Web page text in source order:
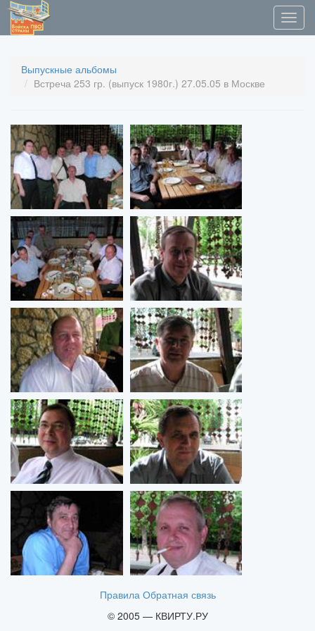
Выпускные альбомы
Встреча 253 гр. (выпуск 1980г.) 27.05.05 в Москве
Правила Обратная связь
© 2005 — КВИРТУ.РУ